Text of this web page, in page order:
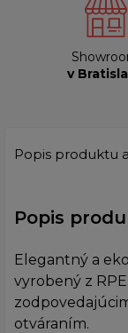
v
Popis produktu
Popis
Elegantný a
vyrobený z
otváraním.